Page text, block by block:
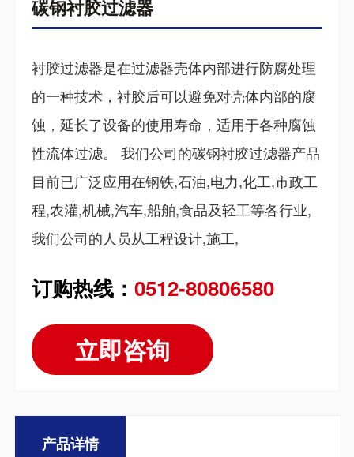
碳钢衬胶过滤器
衬胶过滤器是在过滤器壳体内部进行防腐处理
的一种技术，衬胶后可以避免对壳体内部的腐
蚀，延长了设备的使用寿命，适用于各种腐蚀
性流体过滤。 我们公司的碳钢衬胶过滤器产品
目前已广泛应用在钢铁,石油,电力,化工,市政工
程,农灌,机械,汽车,船舶,食品及轻工等各行业,
我们公司的人员从工程设计,施工,
订购热线： 0512-80806580
立即咨询
产品详情